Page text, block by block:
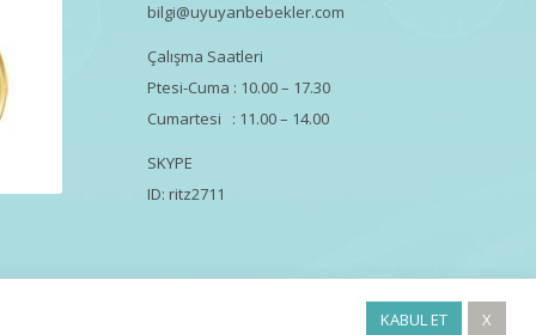
bilgi@uyuyanbebekler.com
Çalışma Saatleri
Ptesi-Cuma : 10.00 – 17.30
Cumartesi : 11.00 – 14.00
SKYPE
ID: ritz2711
KABUL ET X